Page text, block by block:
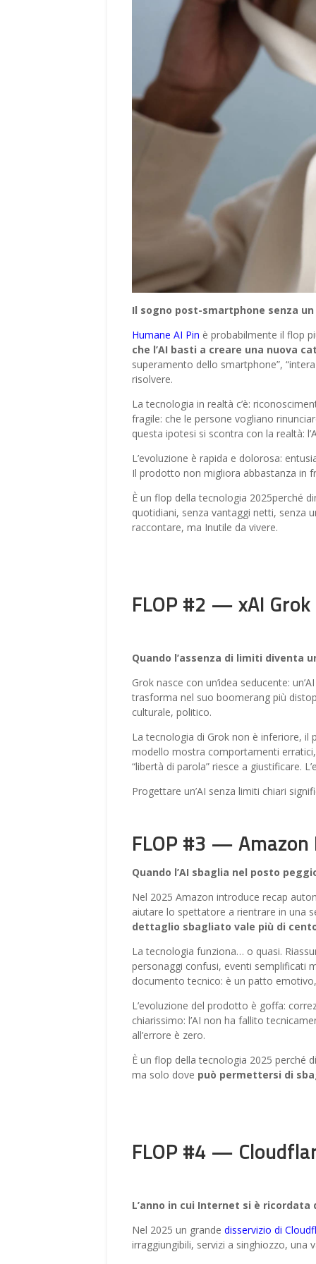
Il sogno post-smartphone senza
Humane AI Pin è probabilmente il flop
che l’AI basti a creare una nuova
superamento dello smartphone”,
risolvere.
La tecnologia in realtà c’è:
fragile: che le persone vogliano
questa ipotesi si scontra con la realtà:
L’evoluzione è rapida e dolorosa:
Il prodotto non migliora abbastanza in
È un flop della tecnologia 2025perché
quotidiani, senza vantaggi netti, senza
raccontare, ma Inutile da vivere.
FLOP #2 — xAI Grok
Quando l’assenza di limiti diventa
Grok nasce con un’idea seducente:
trasforma nel suo boomerang più
culturale, politico.
La tecnologia di Grok non è inferiore, il
modello mostra comportamenti
“libertà di parola” riesce a giustificare.
Progettare un’AI senza limiti chiari
FLOP #3 — Amazon
Quando l’AI sbaglia nel posto
Nel 2025 Amazon introduce recap
aiutare lo spettatore a rientrare in una
dettaglio sbagliato vale più di
La tecnologia funziona… o quasi.
personaggi confusi, eventi semplificati
documento tecnico: è un patto
L’evoluzione del prodotto è goffa:
chiarissimo: l’AI non ha fallito
all’errore è zero.
È un flop della tecnologia 2025 perché
ma solo dove può permettersi di
FLOP #4 —
L’anno in cui Internet si è
Nel 2025 un grande disservizio di
irraggiungibili, servizi a singhiozzo, una